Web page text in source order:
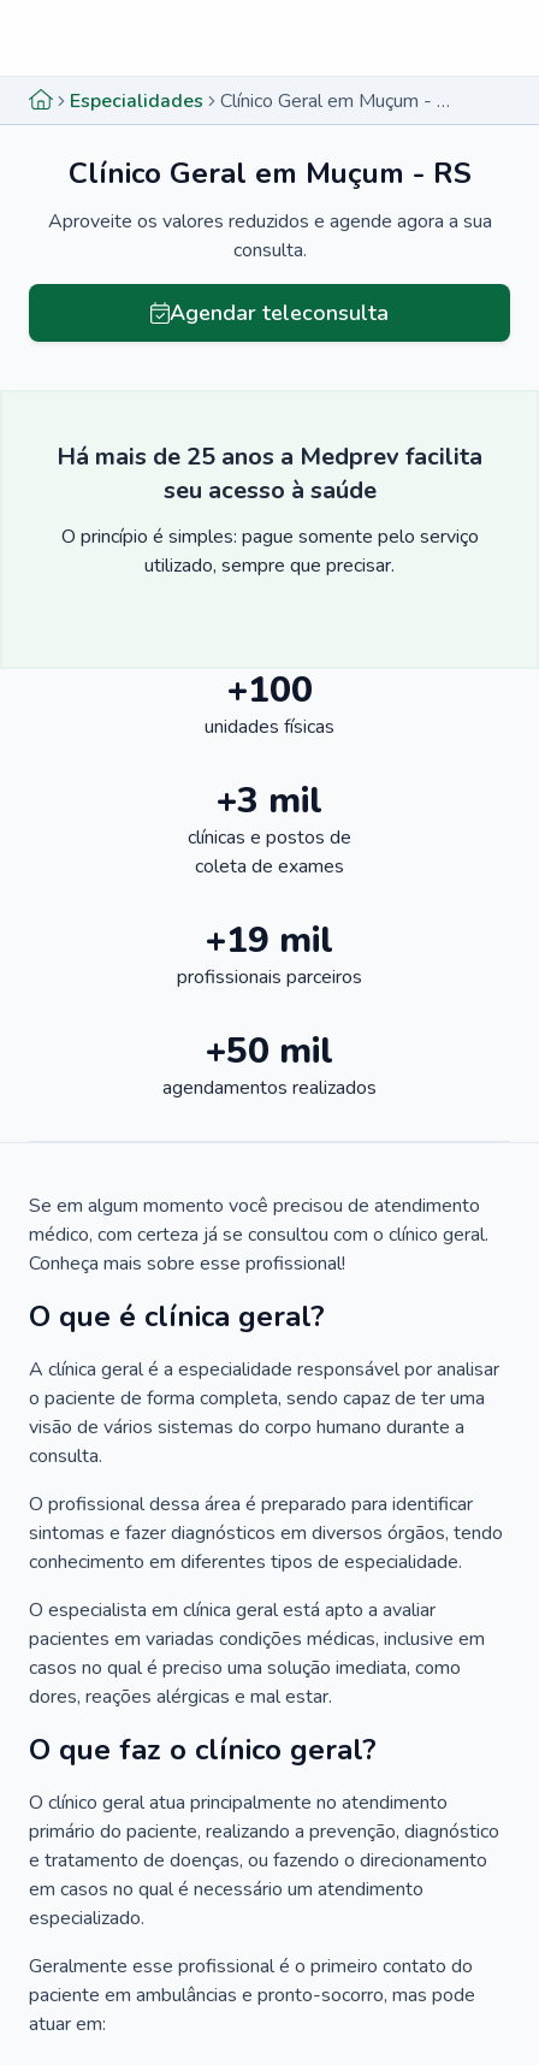
Especialidades Clínico Geral em Muçum - RS
Clínico Geral em Muçum - RS
Aproveite os valores reduzidos e agende agora a sua
consulta.
Agendar teleconsulta
Há mais de 25 anos a Medprev facilita
seu acesso à saúde
O princípio é simples: pague somente pelo serviço
utilizado, sempre que precisar.
+100
unidades físicas
+3 mil
clínicas e postos de
coleta de exames
+19 mil
profissionais parceiros
+50 mil
agendamentos realizados
Se em algum momento você precisou de atendimento
médico, com certeza já se consultou com o clínico geral.
Conheça mais sobre esse profissional!
O que é clínica geral?
A clínica geral é a especialidade responsável por analisar
o paciente de forma completa, sendo capaz de ter uma
visão de vários sistemas do corpo humano durante a
consulta.
O profissional dessa área é preparado para identificar
sintomas e fazer diagnósticos em diversos órgãos, tendo
conhecimento em diferentes tipos de especialidade.
O especialista em clínica geral está apto a avaliar
pacientes em variadas condições médicas, inclusive em
casos no qual é preciso uma solução imediata, como
dores, reações alérgicas e mal estar.
O que faz o clínico geral?
O clínico geral atua principalmente no atendimento
primário do paciente, realizando a prevenção, diagnóstico
e tratamento de doenças, ou fazendo o direcionamento
em casos no qual é necessário um atendimento
especializado.
Geralmente esse profissional é o primeiro contato do
paciente em ambulâncias e pronto-socorro, mas pode
atuar em: